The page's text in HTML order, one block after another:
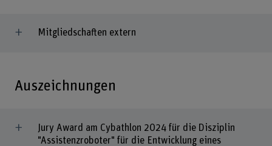
Mitgliedschaften extern
Auszeichnungen
Jury Award am Cybathlon 2024 für die Disziplin
"Assistenzroboter" für die Entwicklung eines